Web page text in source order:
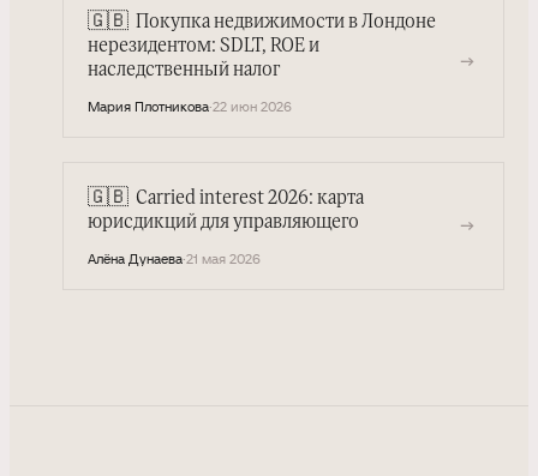
🇬🇧 Покупка недвижимости в Лондоне
нерезидентом: SDLT, ROE и
наследственный налог
Мария Плотникова·22 июн 2026
→
🇬🇧 Carried interest 2026: карта
юрисдикций для управляющего
Алёна Дунаева·21 мая 2026
→